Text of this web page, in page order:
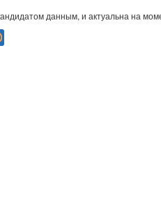
данным, и актуальна на